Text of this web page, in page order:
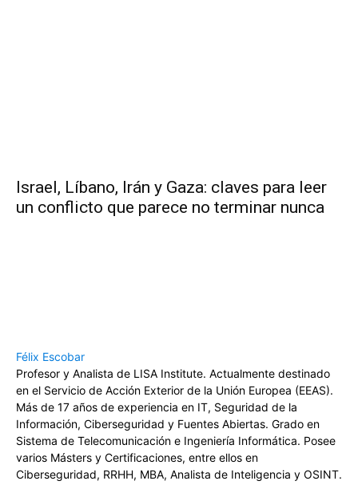
Israel, Líbano, Irán y Gaza: claves para leer
un conflicto que parece no terminar nunca
Félix Escobar
Profesor y Analista de LISA Institute. Actualmente destinado
en el Servicio de Acción Exterior de la Unión Europea (EEAS).
Más de 17 años de experiencia en IT, Seguridad de la
Información, Ciberseguridad y Fuentes Abiertas. Grado en
Sistema de Telecomunicación e Ingeniería Informática. Posee
varios Másters y Certificaciones, entre ellos en
Ciberseguridad, RRHH, MBA, Analista de Inteligencia y OSINT.